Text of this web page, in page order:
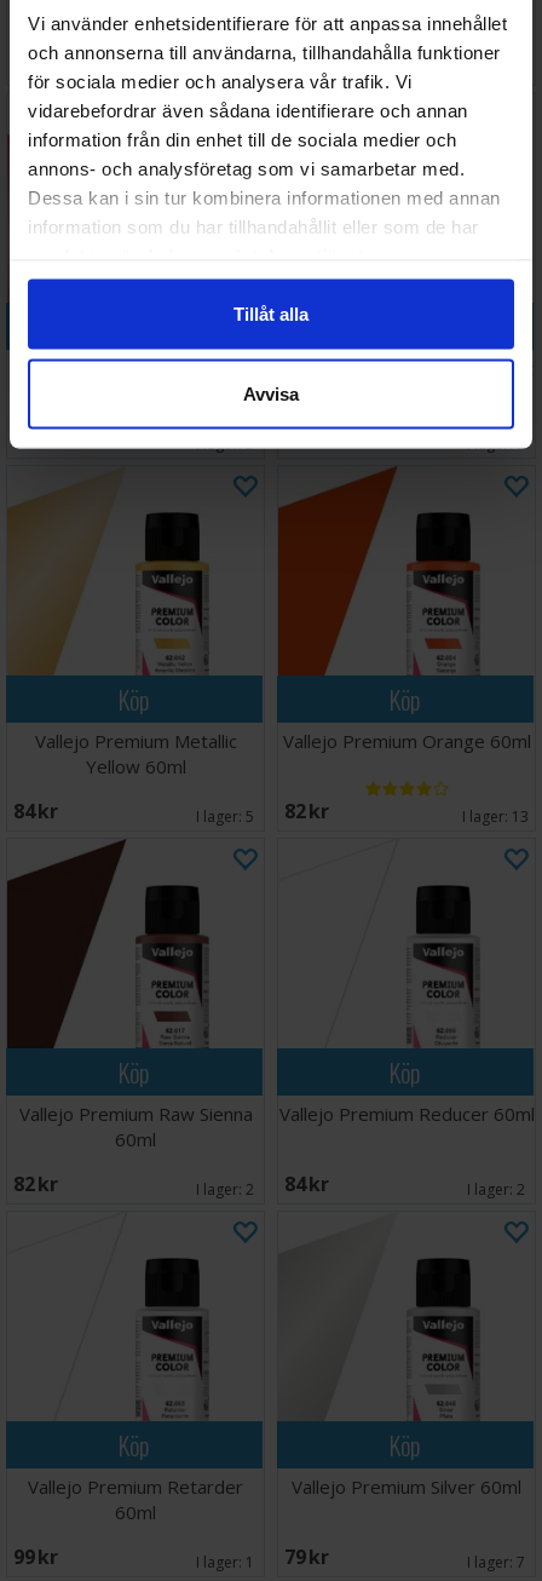
Vi använder enhetsidentifierare för att anpassa innehållet
och annonserna till användarna, tillhandahålla funktioner
för sociala medier och analysera vår trafik. Vi
vidarebefordrar även sådana identifierare och annan
information från din enhet till de sociala medier och
annons- och analysföretag som vi samarbetar med.
Dessa kan i sin tur kombinera informationen med annan
information som du har tillhandahållit eller som de har
Tillåt alla
Avvisa
60ml
88 SEK I lager: 3
Green 60ml
78 SEK
Vallejo Premium Metallic Red
88 SEK I lager:3
Vallejo Premium Metallic Violet
98 SEK I lager:2
Köp
Vallejo Premium Metallic
Yellow 60ml
84 SEK I lager: 5
Köp
Vallejo Premium Orange 60ml
82 SEK I lager: 13
Köp
Vallejo Premium Raw Sienna
60ml
82 SEK I lager: 2
Köp
Vallejo Premium Reducer 60ml
84 SEK I lager: 2
Köp
Vallejo Premium Retarder
60ml
99 SEK I lager: 1
Köp
Vallejo Premium Silver 60ml
79 SEK I lager: 7